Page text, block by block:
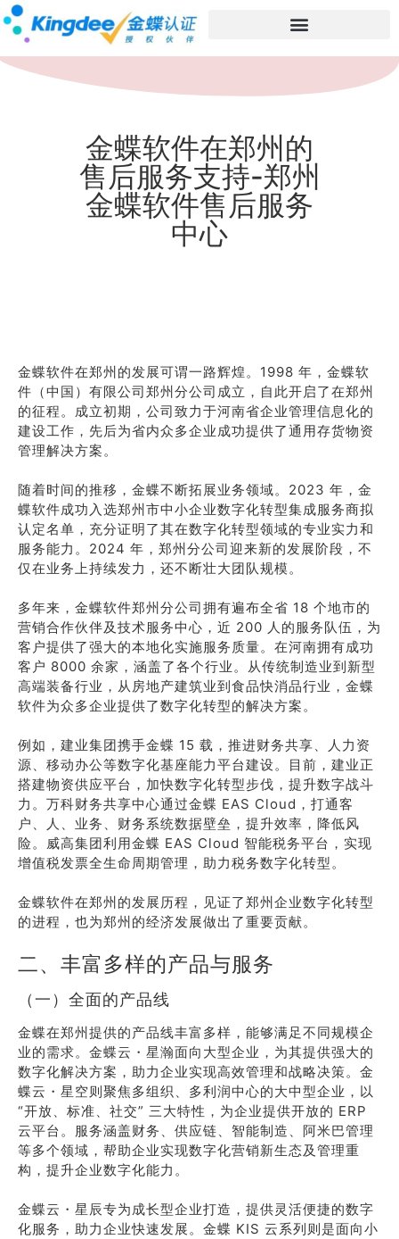
金蝶软件在郑州的
售后服务支持-郑州
金蝶软件售后服务
中心
金蝶软件在郑州的发展可谓一路辉煌。1998 年，金蝶软
件（中国）有限公司郑州分公司成立，自此开启了在郑州
的征程。成立初期，公司致力于河南省企业管理信息化的
建设工作，先后为省内众多企业成功提供了通用存货物资
管理解决方案。
随着时间的推移，金蝶不断拓展业务领域。2023 年，金
蝶软件成功入选郑州市中小企业数字化转型集成服务商拟
认定名单，充分证明了其在数字化转型领域的专业实力和
服务能力。2024 年，郑州分公司迎来新的发展阶段，不
仅在业务上持续发力，还不断壮大团队规模。
多年来，金蝶软件郑州分公司拥有遍布全省 18 个地市的
营销合作伙伴及技术服务中心，近 200 人的服务队伍，为
客户提供了强大的本地化实施服务质量。在河南拥有成功
客户 8000 余家，涵盖了各个行业。从传统制造业到新型
高端装备行业，从房地产建筑业到食品快消品行业，金蝶
软件为众多企业提供了数字化转型的解决方案。
例如，建业集团携手金蝶 15 载，推进财务共享、人力资
源、移动办公等数字化基座能力平台建设。目前，建业正
搭建物资供应平台，加快数字化转型步伐，提升数字战斗
力。万科财务共享中心通过金蝶 EAS Cloud，打通客
户、人、业务、财务系统数据壁垒，提升效率，降低风
险。威高集团利用金蝶 EAS Cloud 智能税务平台，实现
增值税发票全生命周期管理，助力税务数字化转型。
金蝶软件在郑州的发展历程，见证了郑州企业数字化转型
的进程，也为郑州的经济发展做出了重要贡献。
二、丰富多样的产品与服务
（一）全面的产品线
金蝶在郑州提供的产品线丰富多样，能够满足不同规模企
业的需求。金蝶云・星瀚面向大型企业，为其提供强大的
数字化解决方案，助力企业实现高效管理和战略决策。金
蝶云・星空则聚焦多组织、多利润中心的大中型企业，以
“开放、标准、社交” 三大特性，为企业提供开放的 ERP
云平台。服务涵盖财务、供应链、智能制造、阿米巴管理
等多个领域，帮助企业实现数字化营销新生态及管理重
构，提升企业数字化能力。
金蝶云・星辰专为成长型企业打造，提供灵活便捷的数字
化服务，助力企业快速发展。金蝶 KIS 云系列则是面向小